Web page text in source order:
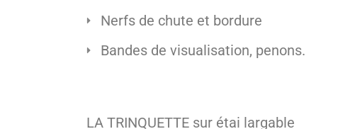
Nerfs de chute et bordure
Bandes de visualisation, penons.
LA TRINQUETTE sur étai largable